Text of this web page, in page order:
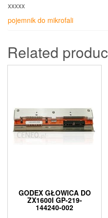
xxxxx
pojemnik do mikrofali
Related
GODEX GŁOWICA DO
ZX1600I GP-219-
144240-002